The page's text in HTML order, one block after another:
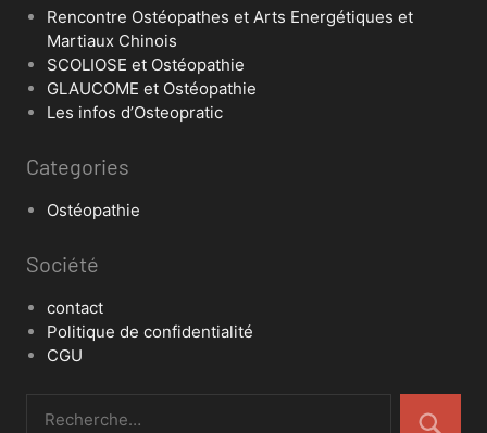
Rencontre Ostéopathes et Arts Energétiques et
Martiaux Chinois
SCOLIOSE et Ostéopathie
GLAUCOME et Ostéopathie
Les infos d’Osteopratic
Categories
Ostéopathie
Société
contact
Politique de confidentialité
CGU